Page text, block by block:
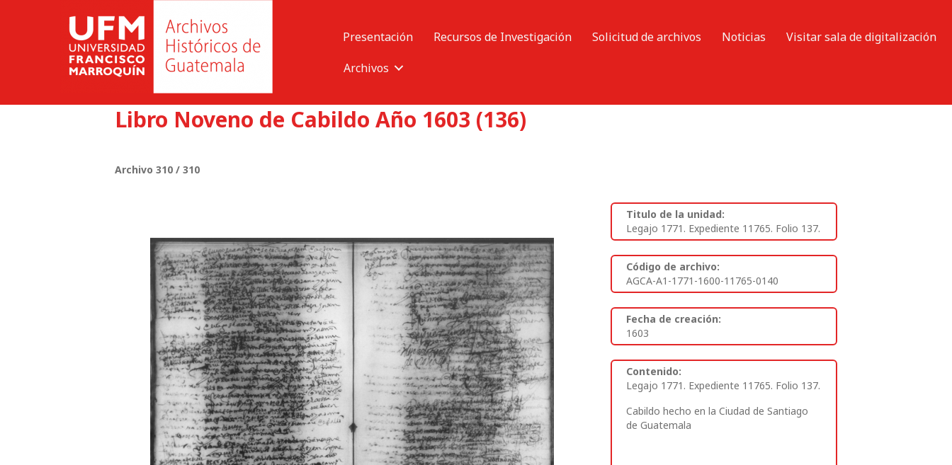
Presentación Recursos de Investigación Solicitud de archivos Noticias
Visitar sala de digitalización
Archivos
Libro Noveno de Cabildo Año 1603 (136)
Archivo 310 / 310
Titulo de la unidad:
Legajo 1771. Expediente 11765. Folio 137.
Código de archivo:
AGCA-A1-1771-1600-11765-0140
Fecha de creación:
1603
Contenido:
Legajo 1771. Expediente 11765. Folio 137.
Cabildo hecho en la Ciudad de Santiago
de Guatemala